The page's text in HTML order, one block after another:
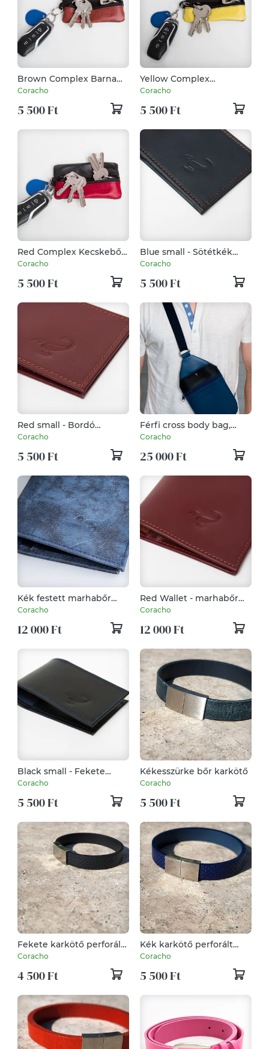
Brown Complex Barna
Kecskebőr kulcstartó
Coracho
5 500 Ft
Yellow Complex
Citromsárga Kecskebőr
Coracho
5 500 Ft
Red Complex Kecskebőr
kulcstartó
Coracho
5 500 Ft
Blue small - Sötétkék
marhabőr kis kártyatartó
Coracho
5 500 Ft
Red small - Bordó
marhabőr kis kártyatartó
Coracho
5 500 Ft
Férfi cross body bag,
oldaltáska, válltáska, kék
Coracho
25 000 Ft
Kék festett marhabőr
tárca
Coracho
12 000 Ft
Red Wallet - marhabőr
tárca
Coracho
12 000 Ft
Black small - Fekete
marhabőr kis kártyatartó
Coracho
5 500 Ft
Kékesszürke bőr karkötő
Coracho
5 500 Ft
Fekete karkötő perforált
bőrrel
Coracho
4 500 Ft
Kék karkötő perforált
bőrrel
Coracho
5 500 Ft